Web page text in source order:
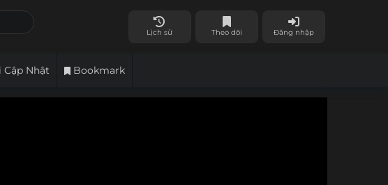
Lịch sử Theo dõi Đăng nhập
Cập Nhật Bookmark